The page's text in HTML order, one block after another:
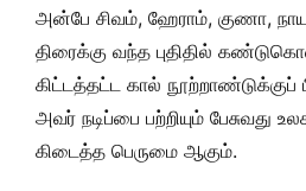
அன்பே சிவம், ஹேராம், குணா,
திரைக்கு வந்த புதிதில்
கிட்டத்தட்ட கால் நூற்றாண்டுக்குப்
அவர் நடிப்பை பற்றியும் பேசுவது
கிடைத்த பெருமை ஆகும்.